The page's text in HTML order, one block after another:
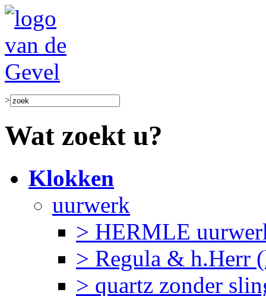
>
Wat zoekt u?
Klokken
uurwerk
> HERMLE
> Regula & h.Herr
> quartz zonder